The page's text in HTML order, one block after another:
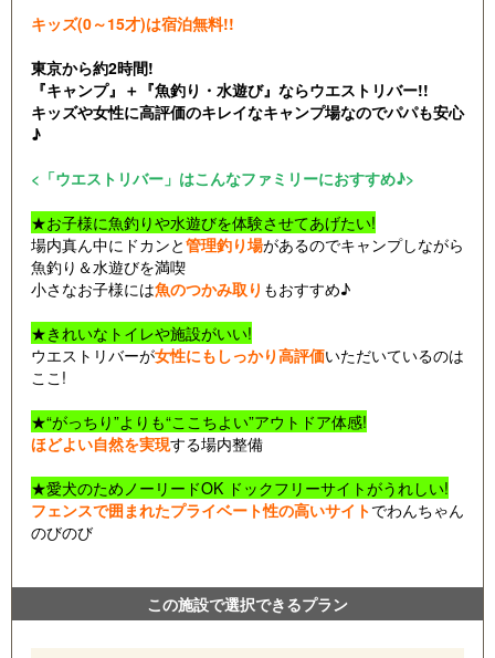
キッズ(0～15才)は宿泊無料!!
東京から約2時間!
『キャンプ』＋『魚釣り・水遊び』ならウエストリバー!!
キッズや女性に高評価のキレイなキャンプ場なのでパパも安心
♪
<「ウエストリバー」はこんなファミリーにおすすめ♪>
★お子様に魚釣りや水遊びを体験させてあげたい!
場内真ん中にドカンと管理釣り場があるのでキャンプしながら
魚釣り＆水遊びを満喫
小さなお子様には魚のつかみ取り もおすすめ♪
★きれいなトイレや施設がいい!
ウエストリバーが女性にもしっかり高評価いただいているのは
ここ!
★“がっちり”よりも“ここちよい”アウトドア体感!
ほどよい自然を実現する場内整備
★愛犬のためノーリードOK ドックフリーサイトがうれしい!
フェンスで囲まれたプライベート性の高いサイトでわんちゃん
のびのび
この施設で選択できるプラン